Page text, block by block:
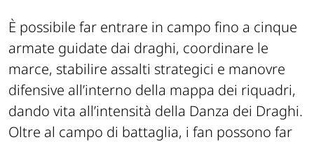
È possibile far entrare in campo fino a cinque
armate guidate dai draghi, coordinare le
marce, stabilire assalti strategici e manovre
difensive all’interno della mappa dei riquadri,
dando vita all’intensità della Danza dei Draghi.
Oltre al campo di battaglia, i fan possono far